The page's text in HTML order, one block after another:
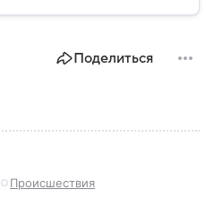
министерство, как
Поделиться
Происшествия